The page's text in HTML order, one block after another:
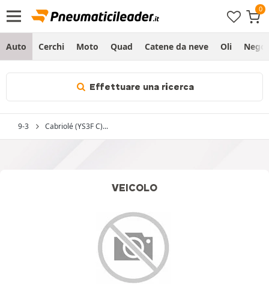
Auto Cerchi Moto Quad Catene da neve Oli
Effettuare una ricerca
9-3 Cabriolé (YS3F C)...
VEICOLO